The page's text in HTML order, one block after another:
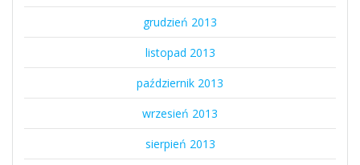
grudzień 2013
listopad 2013
październik 2013
wrzesień 2013
sierpień 2013